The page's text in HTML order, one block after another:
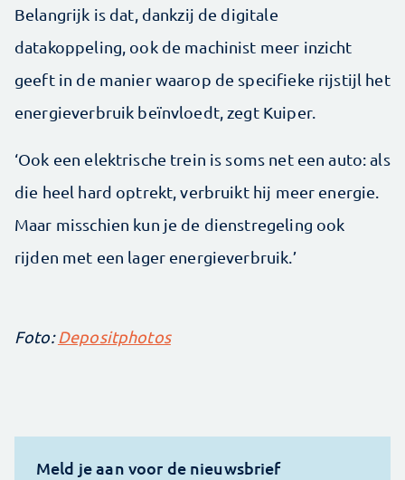
Belangrijk is dat, dankzij de digitale
datakoppeling, ook de machinist meer inzicht
geeft in de manier waarop de specifieke rijstijl het
energieverbruik beïnvloedt, zegt Kuiper.
‘Ook een elektrische trein is soms net een auto: als
die heel hard optrekt, verbruikt hij meer energie.
Maar misschien kun je de dienstregeling ook
rijden met een lager energieverbruik.’
Foto:Depositphotos
Meld je aan voor de nieuwsbrief